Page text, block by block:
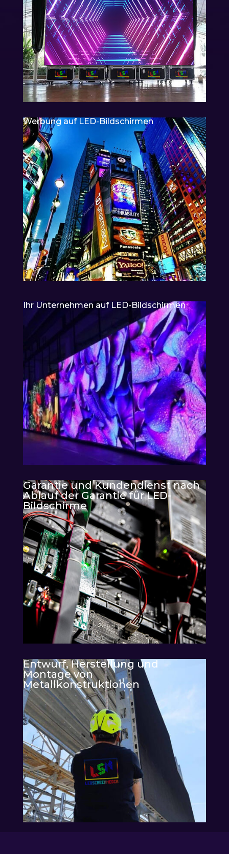
Werbung auf LED-Bildschirmen
Ihr Unternehmen auf LED-Bildschirmen
Garantie und Kundendienst nach
Ablauf der Garantie für LED-
Bildschirme
Entwurf, Herstellung und
Montage von
Metallkonstruktionen